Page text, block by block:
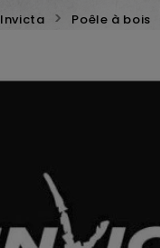
Invicta Poêle à bois